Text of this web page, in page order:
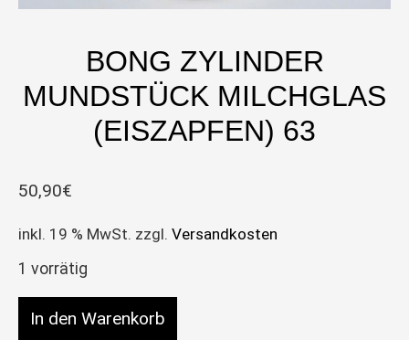
BONG ZYLINDER
MUNDSTÜCK MILCHGLAS
(EISZAPFEN) 63
50,90€
inkl. 19 % MwSt. zzgl. Versandkosten
1 vorrätig
Bong Zylinder Mundstück Milchglas (Eiszapfen)
In den Warenkorb